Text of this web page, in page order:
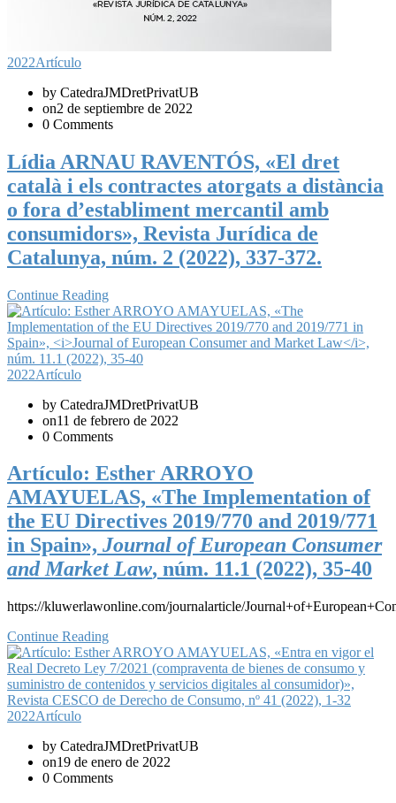
2022Artículo
by CatedraJMDretPrivatUB
on2 de septiembre de 2022
0 Comments
Lídia ARNAU RAVENTÓS, «El dret
català i els contractes atorgats a distància
o fora d’establiment mercantil amb
consumidors», Revista Jurídica de
Catalunya, núm. 2 (2022), 337-372.
Continue Reading
2022Artículo
by CatedraJMDretPrivatUB
on11 de febrero de 2022
0 Comments
Artículo: Esther ARROYO
AMAYUELAS, «The Implementation of
the EU Directives 2019/770 and 2019/771
in Spain», Journal of European Consumer
and Market Law, núm. 11.1 (2022), 35-40
https://kluwerlawonline.com/journalarticle/
Continue Reading
2022Artículo
by CatedraJMDretPrivatUB
on19 de enero de 2022
0 Comments